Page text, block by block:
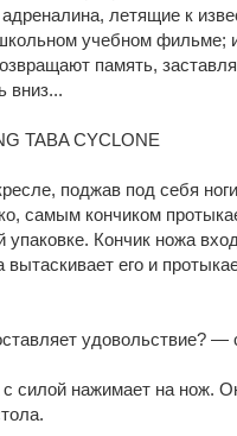
летящие к
учебном фильме;
память,
вниз...
TABA CYCLONE
поджав под себя
самым кончиком
Кончик ножа
вытаскивает его и
удовольствие? —
нажимает на нож. Он